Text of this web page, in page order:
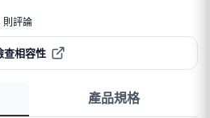
則評論
查相容性
產品規格